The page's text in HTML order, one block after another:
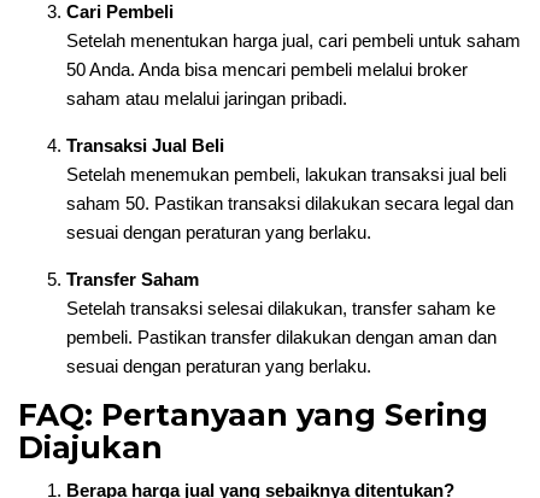
Cari Pembeli
Setelah menentukan harga jual, cari pembeli untuk saham
50 Anda. Anda bisa mencari pembeli melalui broker
saham atau melalui jaringan pribadi.
Transaksi Jual Beli
Setelah menemukan pembeli, lakukan transaksi jual beli
saham 50. Pastikan transaksi dilakukan secara legal dan
sesuai dengan peraturan yang berlaku.
Transfer Saham
Setelah transaksi selesai dilakukan, transfer saham ke
pembeli. Pastikan transfer dilakukan dengan aman dan
sesuai dengan peraturan yang berlaku.
FAQ: Pertanyaan yang Sering
Diajukan
Berapa harga jual yang sebaiknya ditentukan?